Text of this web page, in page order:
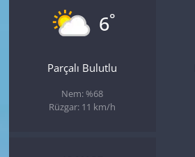
6°
Parçalı Bulutlu
Nem: %68
Rüzgar: 11 km/h